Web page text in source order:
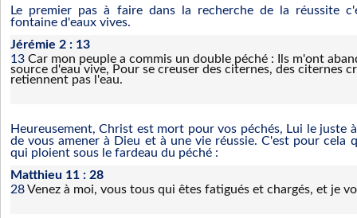
Le premier pas à faire dans la recherche de la réussite
fontaine d'eaux vives.
Jérémie 2 : 13
13 Car mon peuple a commis un double péché : Ils m'ont
source d'eau vive, Pour se creuser des citernes, des citernes
retiennent pas l'eau.
Heureusement, Christ est mort pour vos péchés, Lui le juste
de vous amener à Dieu et à une vie réussie. C'est pour cela
qui ploient sous le fardeau du péché :
Matthieu 11 : 28
28Venez à moi, vous tous qui êtes fatigués et chargés, et je